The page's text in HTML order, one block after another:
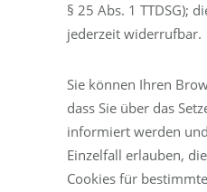
§ 25 Abs. 1 TTDSG);
jederzeit widerrufbar.
Sie können Ihren
dass Sie über das
informiert werden
Einzelfall erlauben,
Cookies für